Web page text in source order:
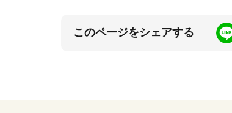
このページをシェアする